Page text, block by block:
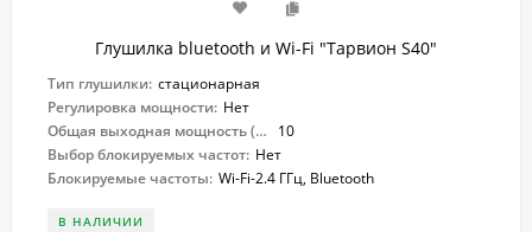
Глушилка bluetooth и Wi-Fi "Тарвион S40"
Тип глушилки: стационарная
Регулировка мощности: Нет
Общая выходная мощность (Вт):
10
Выбор блокируемых частот: Нет
Блокируемые частоты: Wi-Fi-2.4 ГГц, Bluetooth
В НАЛИЧИИ